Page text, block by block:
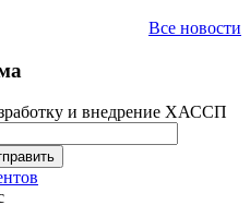
Все новости
и внедрение ХАССП